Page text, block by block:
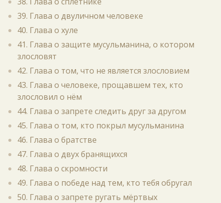
39. Глава о двуличном человеке
40. Глава о хуле
41. Глава о защите мусульманина, о котором
злословят
42. Глава о том, что не является злословием
43. Глава о человеке, прощавшем тех, кто
злословил о нём
44. Глава о запрете следить друг за другом
45. Глава о том, кто покрыл мусульманина
46. Глава о братстве
47. Глава о двух бранящихся
48. Глава о скромности
49. Глава о победе над тем, кто тебя обругал
50. Глава о запрете ругать мёртвых